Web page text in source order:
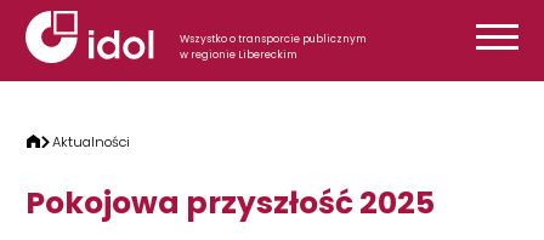
Przejdź do treści
Wszystko o transporcie publicznym
w regionie Libereckim
Aktualności
Pokojowa przyszłość 2025